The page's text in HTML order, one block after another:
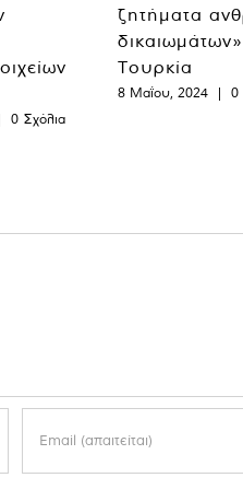
0 Σχόλια
ζητήματα
Τουρκία
8 Μαΐου, 2024 | 0